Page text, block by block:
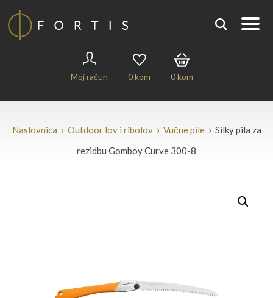
Moj račun 0kom 0kom
Naslovnica › Outdoor lov i ribolov› Vučne pile› Silky pila za
rezidbu Gomboy Curve 300-8